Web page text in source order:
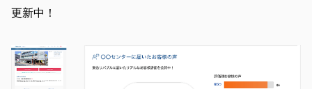
更新中！